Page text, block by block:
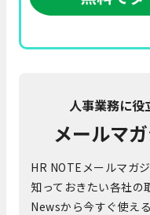
人事業務に役
メールマ
HR NOTEメールマガ
知っておきたい各社の
Newsから今すぐ使え